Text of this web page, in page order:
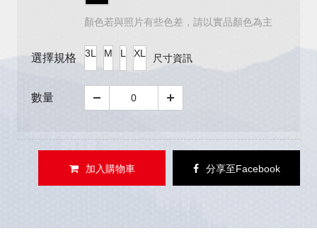
顏色若與照片有些色差，請以實品顏色為主
選擇規格 3L M L XL 尺寸資訊
數量
加入購物車 分享至Facebook